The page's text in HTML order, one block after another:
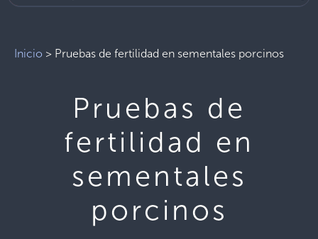
Inicio > Pruebas de fertilidad en sementales porcinos
Pruebas de
fertilidad en
sementales
porcinos